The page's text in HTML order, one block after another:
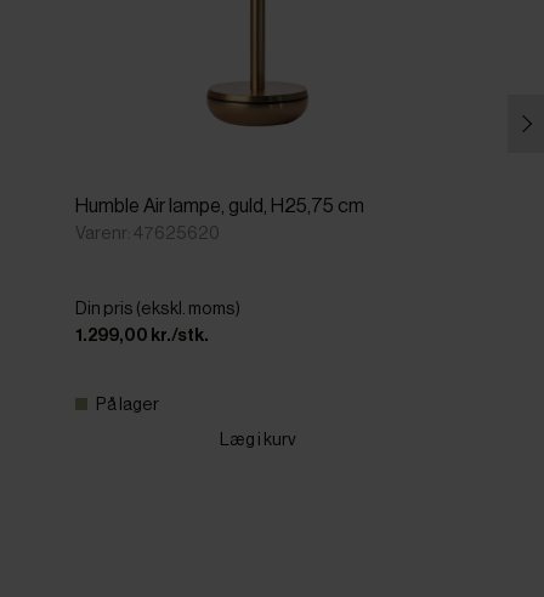
Humble Air lampe, guld, H25,75 cm
Varenr: 47625620
Din pris (ekskl. moms)
1.299,00 kr./stk.
På lager
Læg i kurv